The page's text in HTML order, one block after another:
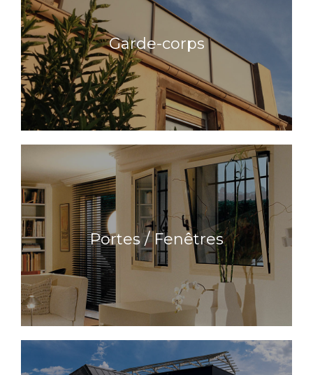
Garde-corps
Garde-corps
En savoir plus
Portes / Fenêtres
Portes / Fenêtres
En savoir plus